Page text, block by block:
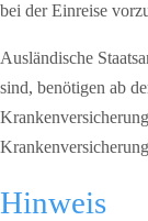
bei der Einreise
Ausländische
sind, benötigen ab
Hinweis